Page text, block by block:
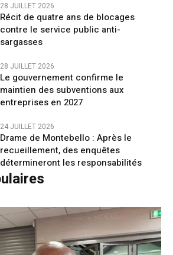
28 JUILLET 2026
Récit de quatre ans de blocages
contre le service public anti-
sargasses
28 JUILLET 2026
Le gouvernement confirme le
maintien des subventions aux
entreprises en 2027
24 JUILLET 2026
Drame de Montebello : Après le
recueillement, des enquêtes
détermineront les responsabilités